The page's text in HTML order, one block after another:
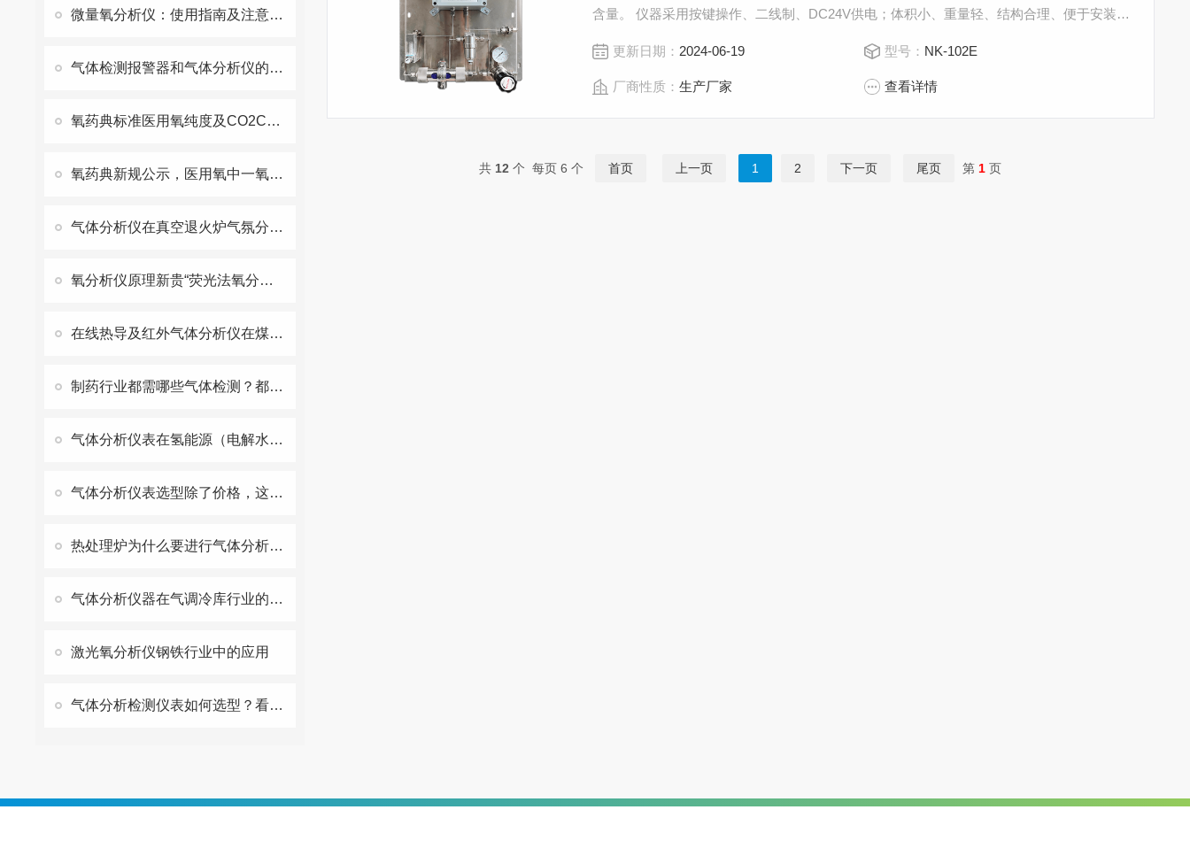
微量氧分析仪：使用指南及注意事项
气体检测报警器和气体分析仪的功能区别
氧药典标准医用氧纯度及CO2CO水分检测方法及原理优缺点对比
氧药典新规公示，医用氧中一氧化碳二氧化碳及氧纯度检测都有那些标准
气体分析仪在真空退火炉气氛分析中的应用（氢氧露点）
氧分析仪原理新贵“荧光法氧分析仪”原理及应用场景
在线热导及红外气体分析仪在煤化工（合成氨、甲醇合成）中的应用
制药行业都需哪些气体检测？都有哪些气体检测方案
气体分析仪表在氢能源（电解水制氢站）领域的应用
气体分析仪表选型除了价格，这些核心参数才是重中之重
热处理炉为什么要进行气体分析？碳势控制和气体分析仪器又有那些关系？
气体分析仪器在气调冷库行业的应用
激光氧分析仪钢铁行业中的应用
气体分析检测仪表如何选型？看完这几点就明白
含量。 仪器采用按键操作、二线制、DC24V供电；体积小、重量轻、结构合理、便于安装、
水制氢过程。
更新日期： 2024-06-19 型号： NK-102E
厂商性质： 生产厂家 查看详情
共 12 个 每页 6 个 首页 上一页 1 2 下一页 尾页 第 1 页